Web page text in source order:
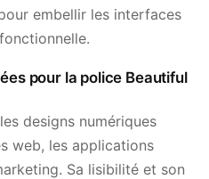
embellir les interfaces
pour la police Beautiful
designs numériques
web, les applications
Sa lisibilité et son